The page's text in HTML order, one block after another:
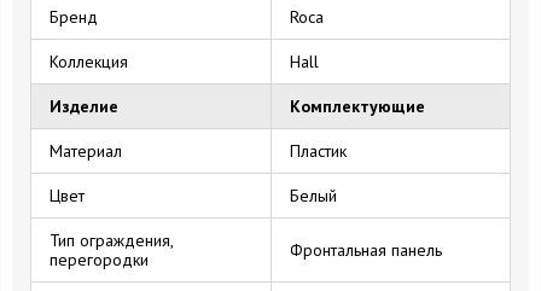
Бренд Roca
Коллекция Hall
Изделие Комплектующие
Материал Пластик
Цвет Белый
Тип ограждения,
перегородки
Фронтальная панель